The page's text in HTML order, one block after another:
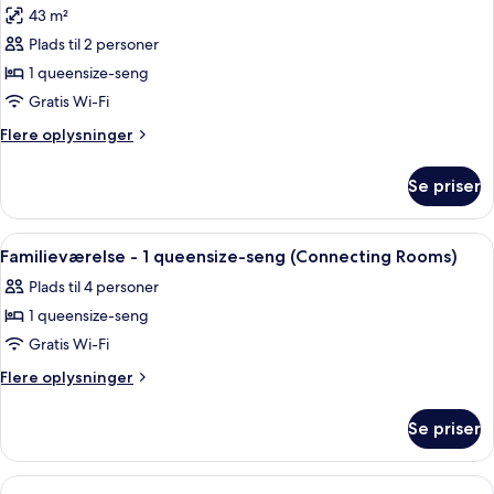
billeder
af
Værelse
-
1
queensize-
-
handicapvenligt
43 m²
Plads til 2 personer
1 queensize-seng
Gratis Wi-Fi
Flere oplysninger
Flere
-
queensize-
-
handicapvenligt
Se priser
Indlæs
alle
billeder
af
Familieværelse
-
seng
(Connecting
Et hotelværelse med to senge, et
6
Familieværelse - 1 queensize-seng (Connecting Rooms)
Plads til 4 personer
1 queensize-seng
Gratis Wi-Fi
Flere oplysninger
Flere
-
Se priser